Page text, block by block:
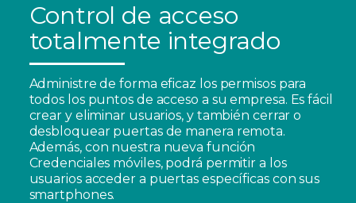
Control de acceso
totalmente integrado
Administre de forma eficaz los permisos para
todos los puntos de acceso a su empresa. Es fácil
crear y eliminar usuarios, y también cerrar o
desbloquear puertas de manera remota.
Además, con nuestra nueva función
Credenciales móviles, podrá permitir a los
usuarios acceder a puertas específicas con sus
smartphones.